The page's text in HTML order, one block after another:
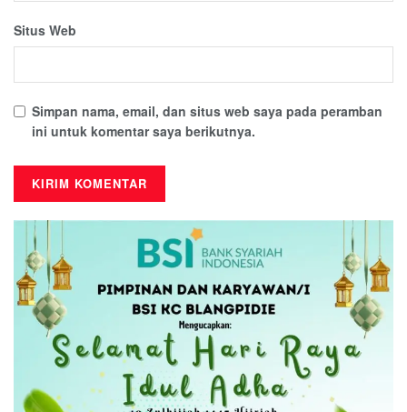
Situs Web
Simpan nama, email, dan situs web saya pada peramban
ini untuk komentar saya berikutnya.